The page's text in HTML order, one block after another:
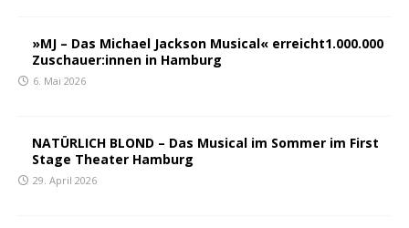
»MJ – Das Michael Jackson Musical« erreicht1.000.000
Zuschauer:innen in Hamburg
6. Mai 2026
NATÜRLICH BLOND – Das Musical im Sommer im First
Stage Theater Hamburg
29. April 2026